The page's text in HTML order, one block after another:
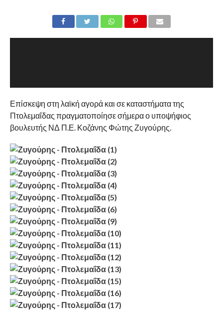
Επίσκεψη στη λαϊκή αγορά και σε καταστήματα της
Πτολεμαΐδας πραγματοποίησε σήμερα ο υποψήφιος
βουλευτής ΝΔ Π.Ε. Κοζάνης Φώτης Ζυγούρης.